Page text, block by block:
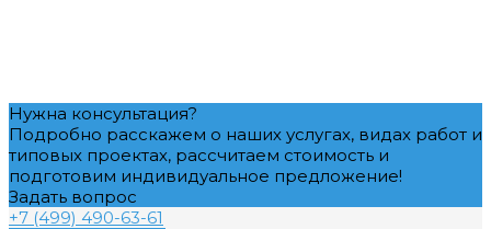
Нужна консультация?
Подробно расскажем о наших услугах, видах работ и
типовых проектах, рассчитаем стоимость и
подготовим индивидуальное предложение!
Задать вопрос
+7 (499) 490-63-61